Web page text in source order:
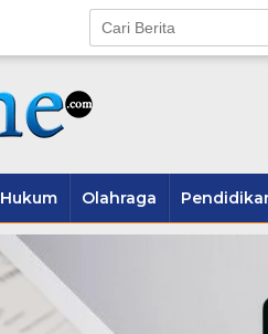
Hukum Olahraga